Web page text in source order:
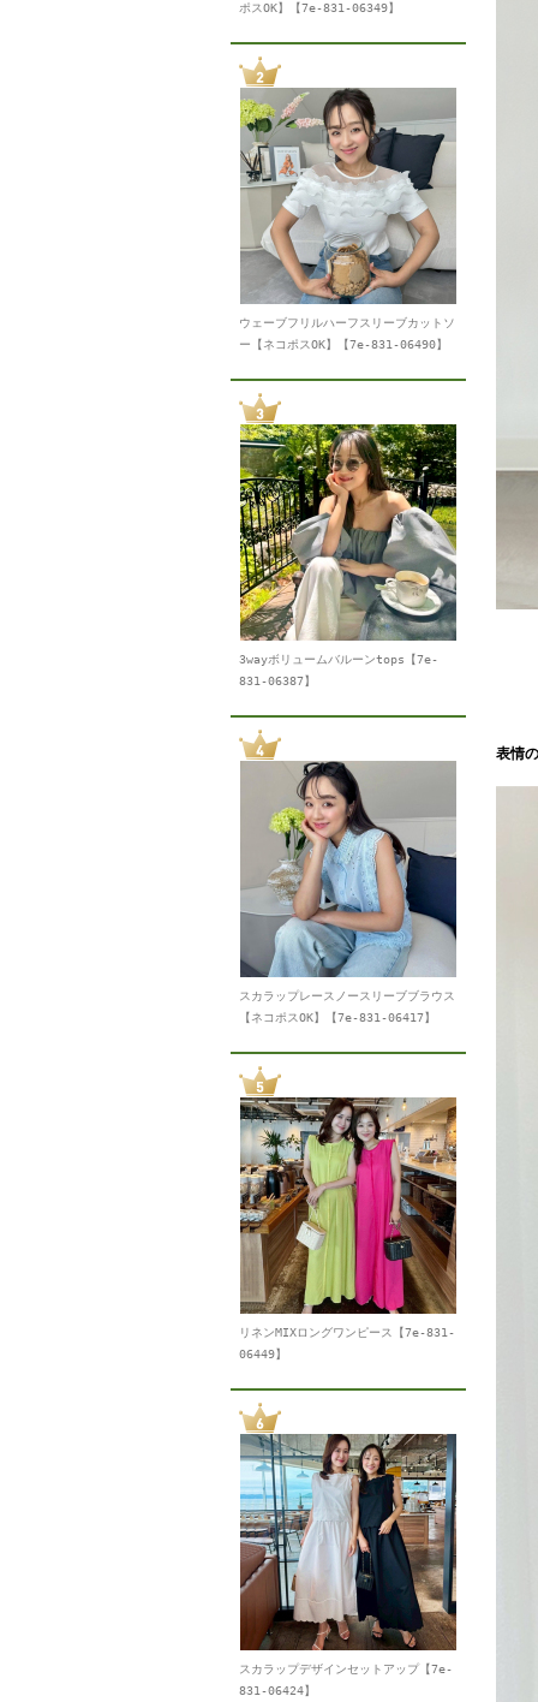
ポスOK】【7e-831-06349】
ウェーブフリルハーフスリーブカットソ
ー【ネコポスOK】【7e-831-06490】
3wayボリュームバルーンtops【7e-
831-06387】
スカラップレースノースリーブブラウス
【ネコポスOK】【7e-831-06417】
リネンMIXロングワンピース【7e-831-
06449】
スカラップデザインセットアップ【7e-
831-06424】
表情